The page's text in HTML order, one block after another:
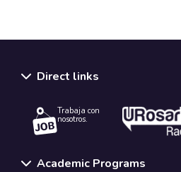
Direct links
Trabaja con
nosotros.
Academic Programs